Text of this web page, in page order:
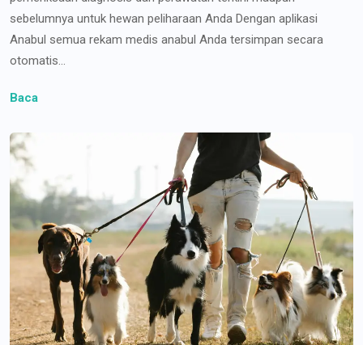
sebelumnya untuk hewan peliharaan Anda Dengan aplikasi
Anabul semua rekam medis anabul Anda tersimpan secara
otomatis...
Baca